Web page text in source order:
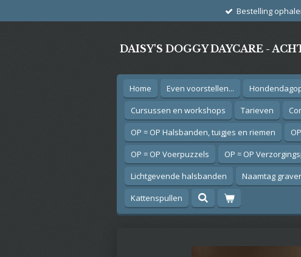
Bestelling
DAISY'S DOGGY DAYCARE -
Home Even voorstellen...
Cursussen en workshops
Tarieven
OP = OP Halsbanden, tuigjes en riemen
OP = OP Voerpuzzels
OP = OP
Lichtgevende halsbanden
Naamtag
Kattenspullen